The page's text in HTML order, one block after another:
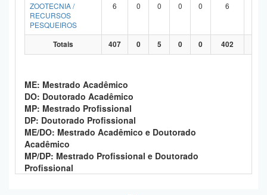
ZOOTECNIA /
RECURSOS
PESQUEIROS
6 0 0 0 0 6
Totais 407 0 5 0 0 402
ME: Mestrado Acadêmico
DO: Doutorado Acadêmico
MP: Mestrado Profissional
DP: Doutorado Profissional
ME/DO: Mestrado Acadêmico e Doutorado
Acadêmico
MP/DP: Mestrado Profissional e Doutorado
Profissional